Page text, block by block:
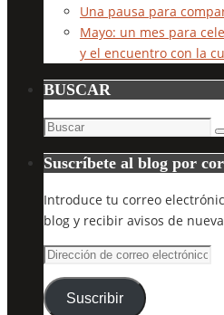
Una pausa para
Mayo: un mes para
y el encuentro con la
BUSCAR
Buscar:
Suscríbete al blog por
Introduce tu correo
blog y recibir avisos de
Dirección
de
correoSuscribir